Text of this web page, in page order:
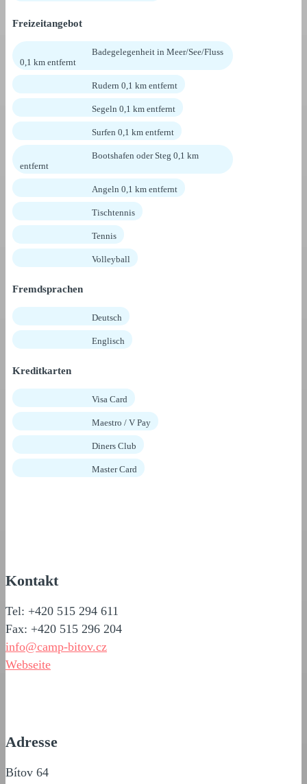
Freizeitangebot
Badegelegenheit in Meer/See/Fluss
0,1 km entfernt
Rudern 0,1 km entfernt
Segeln 0,1 km entfernt
Surfen 0,1 km entfernt
Bootshafen oder Steg 0,1 km
entfernt
Angeln 0,1 km entfernt
Tischtennis
Tennis
Volleyball
Fremdsprachen
Deutsch
Englisch
Kreditkarten
Visa Card
Maestro / V Pay
Diners Club
Master Card
Kontakt
Tel: +420 515 294 611
Fax: +420 515 296 204
info@camp-bitov.cz
Webseite
Adresse
Bítov 64